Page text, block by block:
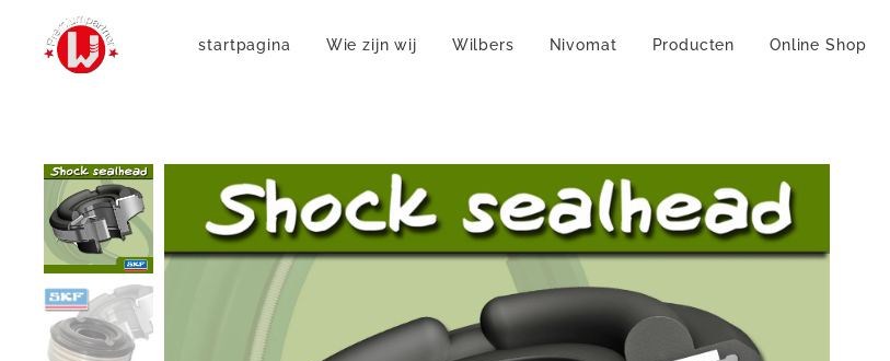
startpagina Wie zijn wij Wilbers Nivomat Producten Online Shop